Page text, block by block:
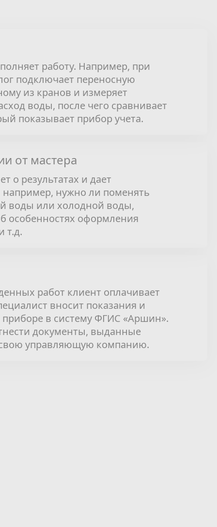
работу. Например, при
подключает переносную
из кранов и измеряет
воды, после чего сравнивает
показывает прибор учета.
от мастера
о результатах и дает
нужно ли поменять
воды или холодной воды,
особенностях оформления
т.д.
работ клиент оплачивает
вносит показания и
в систему ФГИС «Аршин».
документы, выданные
управляющую компанию.